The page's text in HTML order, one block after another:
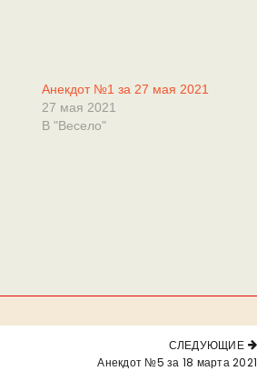
Анекдот №1 за 27 мая 2021
27 мая 2021
В "Весело"
СЛЕДУЮЩИЕ
NEXT
POST:
Анекдот №5 за 18 марта 2021